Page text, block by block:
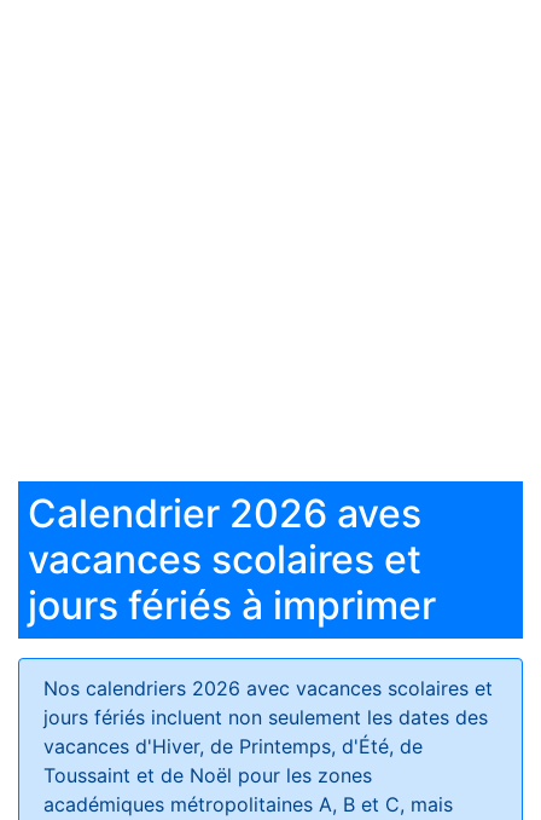
Calendrier 2026 aves
vacances scolaires et
jours fériés à imprimer
Nos calendriers 2026 avec vacances scolaires et
jours fériés incluent non seulement les dates des
vacances d'Hiver, de Printemps, d'Été, de
Toussaint et de Noël pour les zones
académiques métropolitaines A, B et C, mais